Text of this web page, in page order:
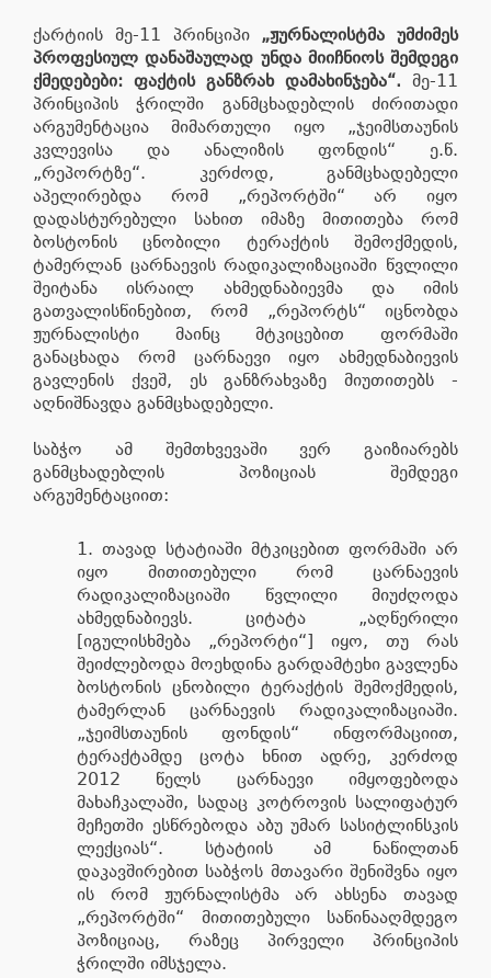
ქარტიის მე-11 პრინციპი „ჟურნალისტმა უმძიმეს
პროფესიულ დანაშაულად უნდა მიიჩნიოს შემდეგი
ქმედებები: ფაქტის განზრახ დამახინჯება“. მე-11
პრინციპის ჭრილში განმცხადებლის ძირითადი
არგუმენტაცია მიმართული იყო „ჯეიმსთაუნის
კვლევისა და ანალიზის ფონდის“ ე.წ.
„რეპორტზე“. კერძოდ, განმცხადებელი
აპელირებდა რომ „რეპორტში“ არ იყო
დადასტურებული სახით იმაზე მითითება რომ
ბოსტონის ცნობილი ტერაქტის შემოქმედის,
ტამერლან ცარნაევის რადიკალიზაციაში წვლილი
შეიტანა ისრაილ ახმედნაბიევმა და იმის
გათვალისწინებით, რომ „რეპორტს“ იცნობდა
ჟურნალისტი მაინც მტკიცებით ფორმაში
განაცხადა რომ ცარნაევი იყო ახმედნაბიევის
გავლენის ქვეშ, ეს განზრახვაზე მიუთითებს -
აღნიშნავდა განმცხადებელი.
საბჭო ამ შემთხვევაში ვერ გაიზიარებს
განმცხადებლის პოზიციას შემდეგი
არგუმენტაციით:
თავად სტატიაში მტკიცებით ფორმაში არ
იყო მითითებული რომ ცარნაევის
რადიკალიზაციაში წვლილი მიუძღოდა
ახმედნაბიევს. ციტატა „აღწერილი
[იგულისხმება „რეპორტი“] იყო, თუ რას
შეიძლებოდა მოეხდინა გარდამტეხი გავლენა
ბოსტონის ცნობილი ტერაქტის შემოქმედის,
ტამერლან ცარნაევის რადიკალიზაციაში.
„ჯეიმსთაუნის ფონდის“ ინფორმაციით,
ტერაქტამდე ცოტა ხნით ადრე, კერძოდ
2012 წელს ცარნაევი იმყოფებოდა
მახაჩკალაში, სადაც კოტროვის სალიფატურ
მეჩეთში ესწრებოდა აბუ უმარ სასიტლინსკის
ლექციას“. სტატიის ამ ნაწილთან
დაკავშირებით საბჭოს მთავარი შენიშვნა იყო
ის რომ ჟურნალისტმა არ ახსენა თავად
„რეპორტში“ მითითებული საწინააღმდეგო
პოზიციაც, რაზეც პირველი პრინციპის
ჭრილში იმსჯელა.